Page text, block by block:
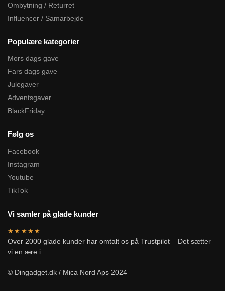
Ombytning / Returret
Influencer / Samarbejde
Populære kategorier
Mors dags gave
Fars dags gave
Julegaver
Adventsgaver
BlackFriday
Følg os
Facebook
Instagram
Youtube
TikTok
Vi samler på glade kunder
★★★★★
Over 2000 glade kunder har omtalt os på Trustpilot – Det sætter
vi en ære i
© Dingadget.dk / Mica Nord Aps 2024